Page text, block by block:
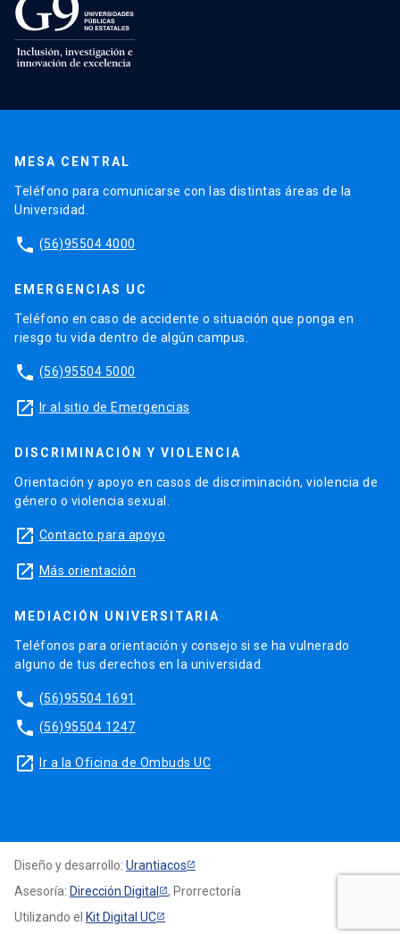
MESA CENTRAL
Teléfono para comunicarse con las distintas áreas de la
Universidad.
phone (56)95504 4000
EMERGENCIAS UC
Teléfono en caso de accidente o situación que ponga en
riesgo tu vida dentro de algún campus.
phone (56)95504 5000
launch Ir al sitio de Emergencias
DISCRIMINACIÓN Y VIOLENCIA
Orientación y apoyo en casos de discriminación, violencia de
género o violencia sexual.
launch Contacto para apoyo
launch Más orientación
MEDIACIÓN UNIVERSITARIA
Teléfonos para orientación y consejo si se ha vulnerado
alguno de tus derechos en la universidad.
phone (56)95504 1691
phone (56)95504 1247
launch Ir a la Oficina de Ombuds UC
Diseño y desarrollo: Urantiacos
Asesoría: Dirección Digital
, Prorrectoría
Utilizando el Kit Digital UC